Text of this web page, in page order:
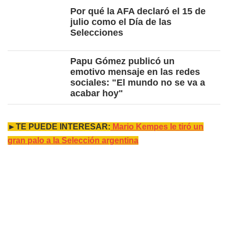
Por qué la AFA declaró el 15 de
julio como el Día de las
Selecciones
Papu Gómez publicó un
emotivo mensaje en las redes
sociales: "El mundo no se va a
acabar hoy"
►TE PUEDE INTERESAR: Mario Kempes le tiró un
gran palo a la Selección argentina